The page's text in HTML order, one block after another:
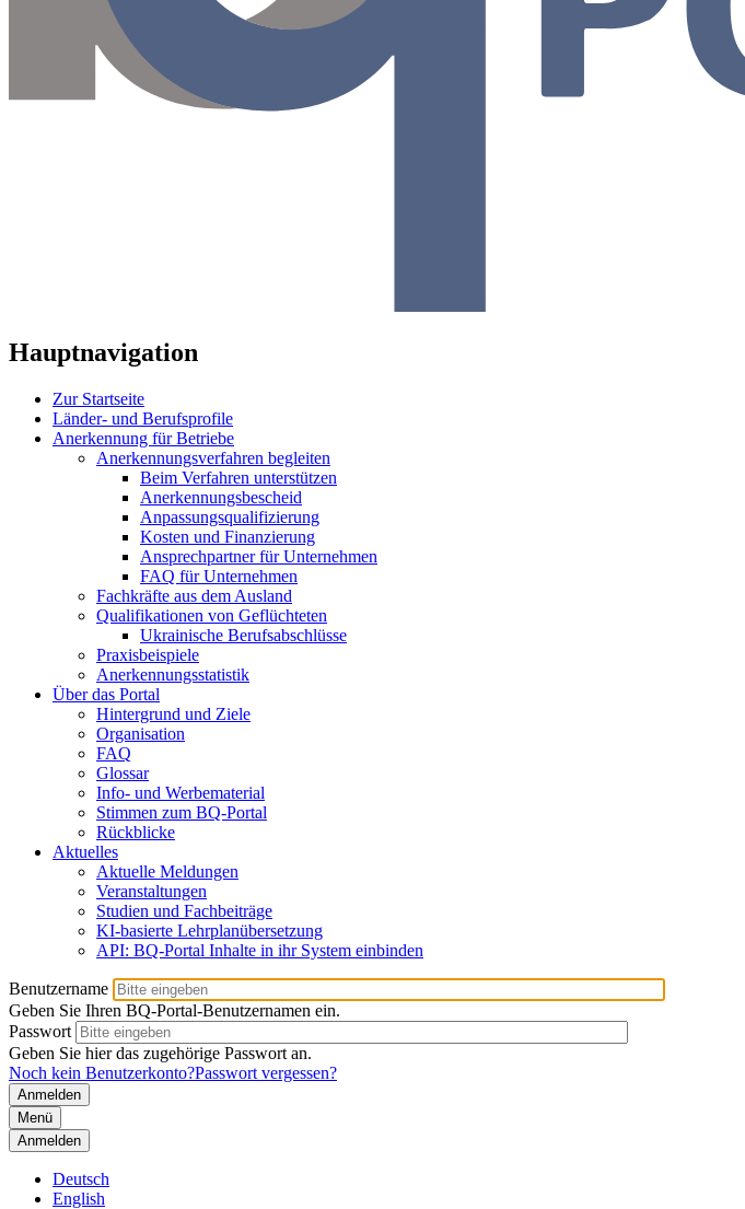
Hauptnavigation
Zur Startseite
Länder- und Berufsprofile
Anerkennung für Betriebe
Anerkennungsverfahren begleiten
Beim Verfahren unterstützen
Anerkennungsbescheid
Anpassungsqualifizierung
Kosten und Finanzierung
Ansprechpartner für Unternehmen
FAQ für Unternehmen
Fachkräfte aus dem Ausland
Qualifikationen von Geflüchteten
Ukrainische Berufsabschlüsse
Praxisbeispiele
Anerkennungsstatistik
Über das Portal
Hintergrund und Ziele
Organisation
FAQ
Glossar
Info- und Werbematerial
Stimmen zum BQ-Portal
Rückblicke
Aktuelles
Aktuelle Meldungen
Veranstaltungen
Studien und Fachbeiträge
KI-basierte Lehrplanübersetzung
API: BQ-Portal Inhalte in ihr System einbinden
Benutzername
Geben Sie Ihren BQ-Portal-Benutzernamen ein.
Passwort
Geben Sie hier das zugehörige Passwort an.
Noch kein Benutzerkonto?Passwort vergessen?
Menü
Anmelden
Deutsch
English